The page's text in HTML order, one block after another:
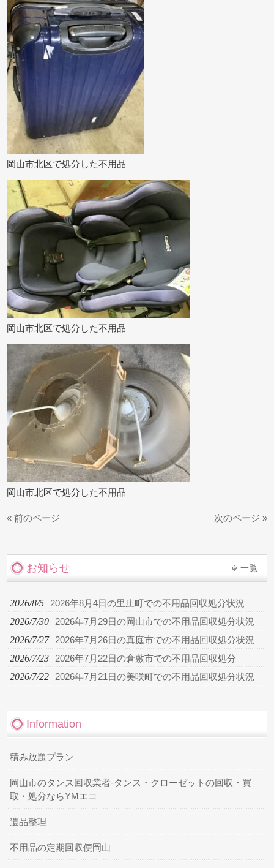
岡山市北区で処分した不用品
岡山市北区で処分した不用品
岡山市北区で処分した不用品
« 前のページ 次のページ »
お知らせ 一覧
2026/8/5 2026年8月4日の里庄町での不用品回収処分状況
2026/7/30 2026年7月29日の岡山市での不用品回収処分状況
2026/7/27 2026年7月26日の真庭市での不用品回収処分状況
2026/7/23 2026年7月22日の倉敷市での不用品回収処分
2026/7/22 2026年7月21日の美咲町での不用品回収処分状況
Information
積み放題プラン
岡山市のタンス回収業者-タンス・クローゼットの回収・買
取・処分ならYMエコ
遺品整理
不用品の定期回収便岡山